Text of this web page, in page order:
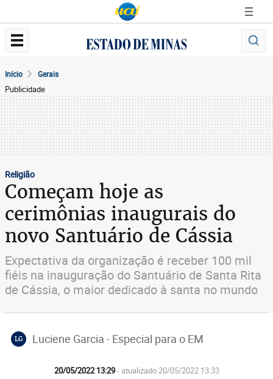
Início Gerais
Publicidade
Religião
Começam hoje as
cerimônias inaugurais do
novo Santuário de Cássia
Expectativa da organização é receber 100 mil
fiéis na inauguração do Santuário de Santa Rita
de Cássia, o maior dedicado à santa no mundo
LG Luciene Garcia - Especial para o EM
20/05/2022 13:29- atualizado 20/05/2022 13:33